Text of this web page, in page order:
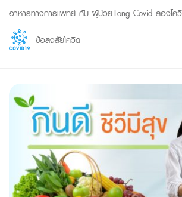
อาหารทางการแพทย์ กับ ผู้ป่วย Long Covid ลองโค
ข้อสงสัยโควิด